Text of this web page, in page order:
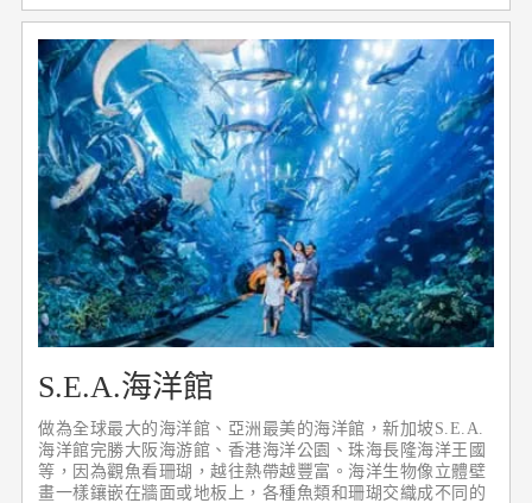
人驚嘆的城市天際景觀，美不勝收。
S.E.A.海洋館
做為全球最大的海洋館、亞洲最美的海洋館，新加坡S.E.A.
海洋館完勝大阪海游館、香港海洋公園、珠海長隆海洋王國
等，因為觀魚看珊瑚，越往熱帶越豐富。海洋生物像立體壁
畫一樣鑲嵌在牆面或地板上，各種魚類和珊瑚交織成不同的